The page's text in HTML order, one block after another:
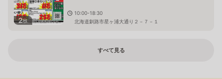
2枚
10:00-18:30
北海道釧路市星ヶ浦大通り２－７－１
すべて見る